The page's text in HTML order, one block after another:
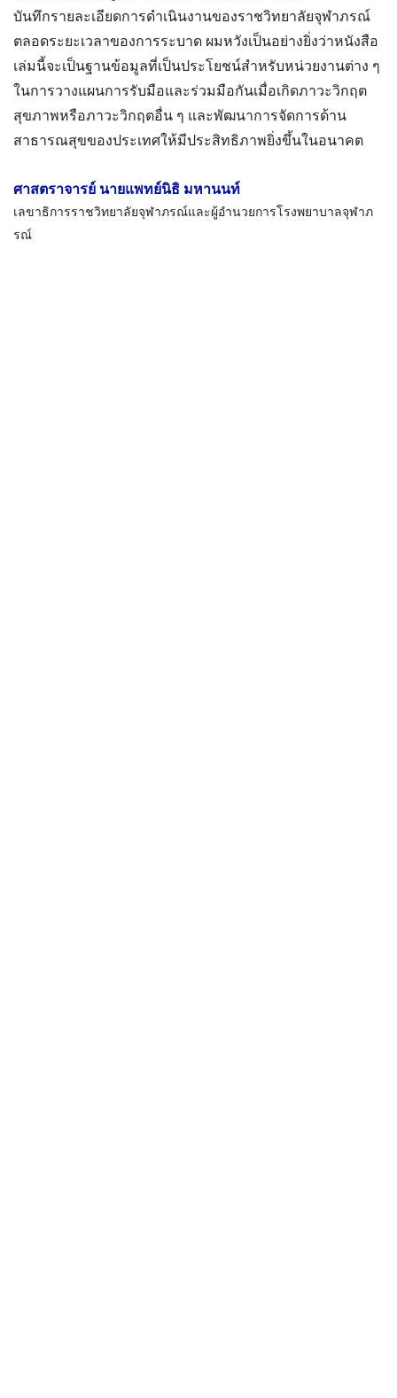
บันทึกรายละเอียดการดำเนินงานของราชวิทยาลัยจุฬาภรณ์
ตลอดระยะเวลาของการระบาด ผมหวังเป็นอย่างยิ่งว่าหนังสือ
เล่มนี้จะเป็นฐานข้อมูลที่เป็นประโยชน์สำหรับหน่วยงานต่าง ๆ
ในการวางแผนการรับมือและร่วมมือกันเมื่อเกิดภาวะวิกฤต
สุขภาพหรือภาวะวิกฤตอื่น ๆ และพัฒนาการจัดการด้าน
สาธารณสุขของประเทศให้มีประสิทธิภาพยิ่งขึ้นในอนาคต
ศาสตราจารย์ นายแพทย์นิธิ มหานนท์
เลขาธิการราชวิทยาลัยจุฬาภรณ์และผู้อำนวยการโรงพยาบาลจุฬาภ
รณ์